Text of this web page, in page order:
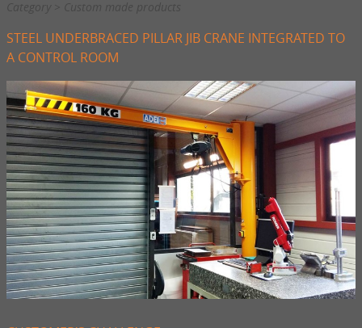
Category > Custom made products
STEEL UNDERBRACED PILLAR JIB CRANE INTEGRATED TO
A CONTROL ROOM